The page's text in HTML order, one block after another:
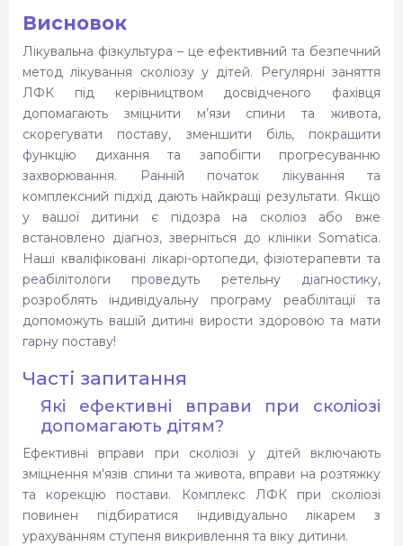
Висновок
Лікувальна фізкультура – це ефективний та безпечний
метод лікування сколіозу у дітей. Регулярні заняття
ЛФК під керівництвом досвідченого фахівця
допомагають зміцнити м’язи спини та живота,
скорегувати поставу, зменшити біль, покращити
функцію дихання та запобігти прогресуванню
захворювання. Ранній початок лікування та
комплексний підхід дають найкращі результати. Якщо
у вашої дитини є підозра на сколіоз або вже
встановлено діагноз, зверніться до клініки Somatica.
Наші кваліфіковані лікарі-ортопеди, фізіотерапевти та
реабілітологи проведуть ретельну діагностику,
розроблять індивідуальну програму реабілітації та
допоможуть вашій дитині вирости здоровою та мати
гарну поставу!
Часті запитання
Які ефективні вправи при сколіозі
допомагають дітям?
Ефективні вправи при сколіозі у дітей включають
зміцнення м'язів спини та живота, вправи на розтяжку
та корекцію постави. Комплекс ЛФК при сколіозі
повинен підбиратися індивідуально лікарем з
урахуванням ступеня викривлення та віку дитини.